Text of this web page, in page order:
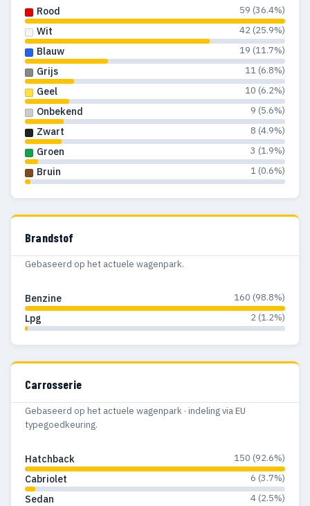
Rood 59 (36.4%)
Wit 42 (25.9%)
Blauw 19 (11.7%)
Grijs 11 (6.8%)
Geel 10 (6.2%)
Onbekend 9 (5.6%)
Zwart 8 (4.9%)
Groen 3 (1.9%)
Bruin 1 (0.6%)
Brandstof
Gebaseerd op het actuele wagenpark.
Benzine 160 (98.8%)
Lpg 2 (1.2%)
Carrosserie
Gebaseerd op het actuele wagenpark · indeling via EU
typegoedkeuring.
Hatchback 150 (92.6%)
Cabriolet 6 (3.7%)
Sedan 4 (2.5%)